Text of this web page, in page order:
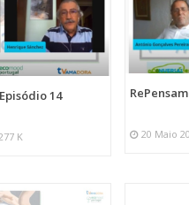
14
K 20 Maio